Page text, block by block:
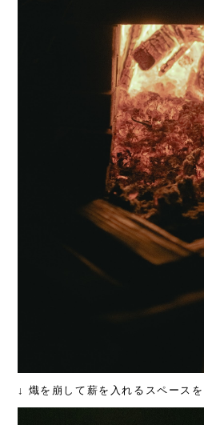
↓ 熾を崩して薪を入れるスペースを